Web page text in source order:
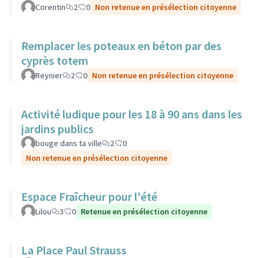
Corentin 2 0 Non retenue en présélection citoyenne
Remplacer les poteaux en béton par des
cyprès totem
Reynier 2 0 Non retenue en présélection citoyenne
Activité ludique pour les 18 à 90 ans dans les
jardins publics
bouge dans ta ville 2
0
Non retenue en présélection citoyenne
Espace Fraîcheur pour l'été
Lilou 3 0 Retenue en présélection citoyenne
La Place Paul Strauss